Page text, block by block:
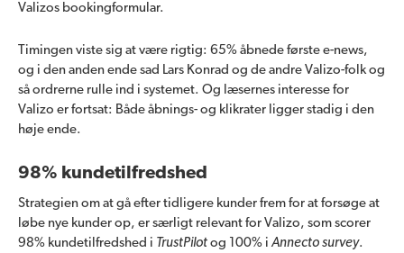
Valizos bookingformular.
Timingen viste sig at være rigtig: 65% åbnede første e-news,
og i den anden ende sad Lars Konrad og de andre Valizo-folk og
så ordrerne rulle ind i systemet. Og læsernes interesse for
Valizo er fortsat: Både åbnings- og klikrater ligger stadig i den
høje ende.
98% kundetilfredshed
Strategien om at gå efter tidligere kunder frem for at forsøge at
løbe nye kunder op, er særligt relevant for Valizo, som scorer
98% kundetilfredshed i TrustPilot og 100% i Annecto survey.